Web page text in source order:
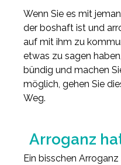
Wenn Sie es mit
der boshaft ist und
auf mit ihm zu
etwas zu sagen
bündig und machen
möglich, gehen Sie
Weg.
Arroganz
Ein bisschen